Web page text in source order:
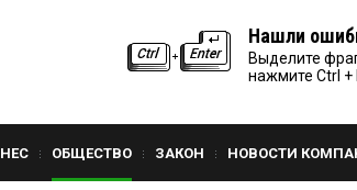
Нашли
Выделите
нажмите Ctrl +
ОБЩЕСТВО ЗАКОН НОВОСТИ